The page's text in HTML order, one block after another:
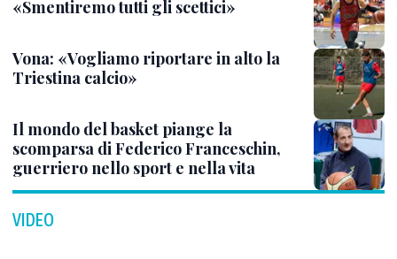
«Smentiremo tutti gli scettici»
Vona: «Vogliamo riportare in alto la
Triestina calcio»
Il mondo del basket piange la
scomparsa di Federico Franceschin,
guerriero nello sport e nella vita
VIDEO